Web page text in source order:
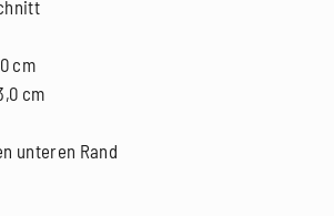
cm
cm
unteren Rand